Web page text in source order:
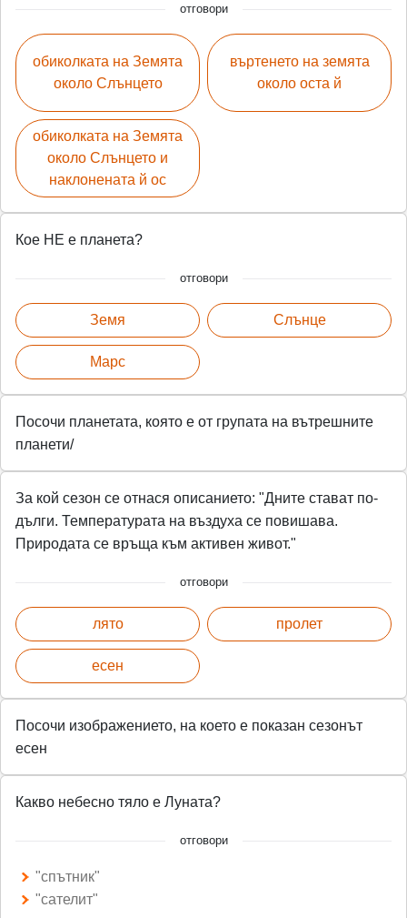
отговори
обиколката на Земята
около Слънцето
обиколката на Земята
около Слънцето и
наклонената й ос
въртенето на земята
около оста й
Кое НЕ е планета?
отговори
Земя
Марс
Слънце
Посочи планетата, която е от групата на вътрешните
планети/
За кой сезон се отнася описанието: "Дните стават по-
дълги. Температурата на въздуха се повишава.
Природата се връща към активен живот."
отговори
лято
есен
пролет
Посочи изображението, на което е показан сезонът
есен
Какво небесно тяло е Луната?
отговори
"спътник"
"сателит"